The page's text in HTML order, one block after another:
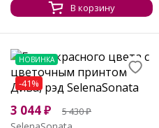
В корзину
НОВИНКА
-41%
3 044₽ 5 430₽